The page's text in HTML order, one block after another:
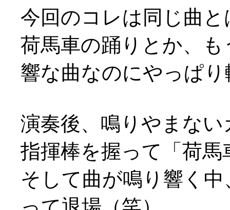
今回のコレは同じ曲
荷馬車の踊りとか、
響な曲なのにやっぱ
演奏後、鳴りやまな
指揮棒を握って「荷
そして曲が鳴り響く